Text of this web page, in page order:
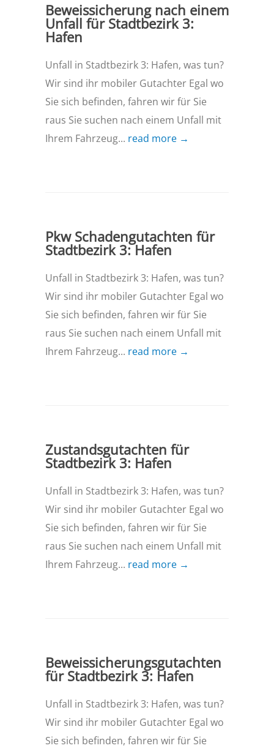
Beweissicherung nach einem
Unfall für Stadtbezirk 3:
Hafen
Unfall in Stadtbezirk 3: Hafen, was tun?
Wir sind ihr mobiler Gutachter Egal wo
Sie sich befinden, fahren wir für Sie
raus Sie suchen nach einem Unfall mit
Ihrem Fahrzeug... read more →
Pkw Schadengutachten für
Stadtbezirk 3: Hafen
Unfall in Stadtbezirk 3: Hafen, was tun?
Wir sind ihr mobiler Gutachter Egal wo
Sie sich befinden, fahren wir für Sie
raus Sie suchen nach einem Unfall mit
Ihrem Fahrzeug... read more →
Zustandsgutachten für
Stadtbezirk 3: Hafen
Unfall in Stadtbezirk 3: Hafen, was tun?
Wir sind ihr mobiler Gutachter Egal wo
Sie sich befinden, fahren wir für Sie
raus Sie suchen nach einem Unfall mit
Ihrem Fahrzeug... read more →
Beweissicherungsgutachten
für Stadtbezirk 3: Hafen
Unfall in Stadtbezirk 3: Hafen, was tun?
Wir sind ihr mobiler Gutachter Egal wo
Sie sich befinden, fahren wir für Sie